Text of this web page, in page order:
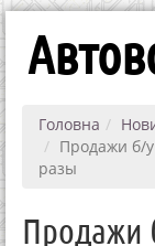
Головна
Продажи б/
разы
Продажи